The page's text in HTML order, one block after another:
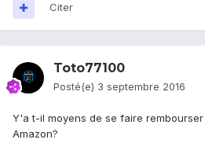
Citer
Toto77100
Posté(e) 3 septembre 2016
Y'a t-il moyens de se faire
Amazon?